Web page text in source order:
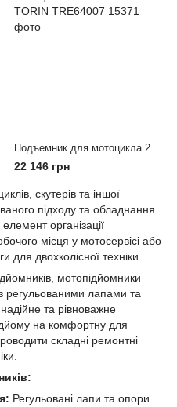
Подъемник для мотоцикла 220-780мм 360кг TORIN TRE64007
22 146 грн
скутерів та іншої
підходу та обладнання.
організації
місця у мотосервісі або
для двохколісної техніки.
мотопідйомники
регульованими лапами та
та рівноважне
на комфортну для
складні ремонтні
Регульовані лапи та опори